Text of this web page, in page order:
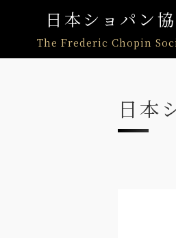
日本ショパン
The Frederic Chopin
日本